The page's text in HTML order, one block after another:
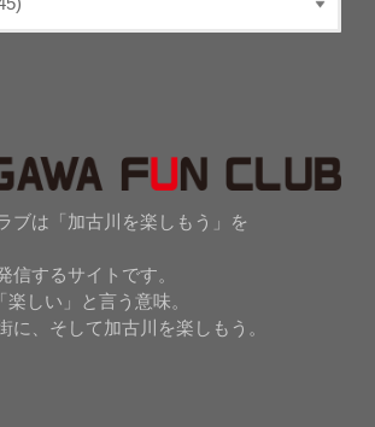
ブは「加古川を楽しもう」を
信するサイトです。
しい」と言う意味。
に、そして加古川を楽しもう。